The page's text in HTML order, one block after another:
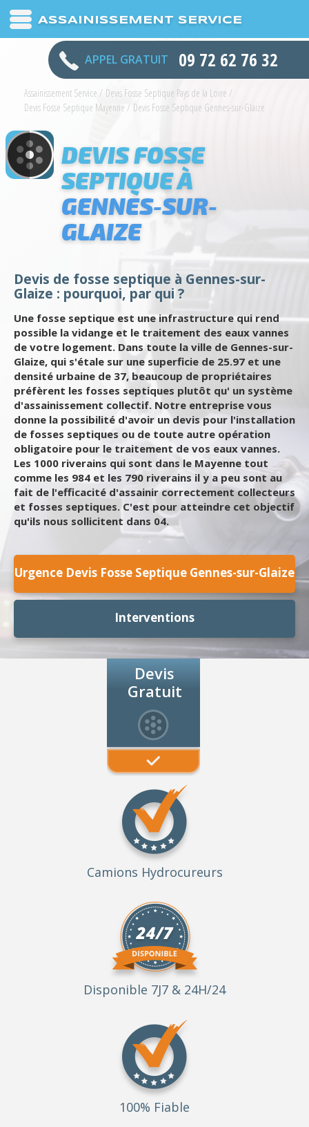
ASSAINISSEMENT SERVICE
APPEL GRATUIT 09 72 62 76 32
Assainissement Service / Devis Fosse Septique Pays de la Loire /
Devis Fosse Septique Mayenne / Devis Fosse Septique Gennes-sur-Glaize
DEVIS FOSSE
SEPTIQUE À
GENNES-SUR-
GLAIZE
Devis de fosse septique à Gennes-sur-
Glaize : pourquoi, par qui ?
Une fosse septique est une infrastructure qui rend
possible la vidange et le traitement des eaux vannes
de votre logement. Dans toute la ville de Gennes-sur-
Glaize, qui s'étale sur une superficie de 25.97 et une
densité urbaine de 37, beaucoup de propriétaires
préfèrent les fosses septiques plutôt qu' un système
d'assainissement collectif. Notre entreprise vous
donne la possibilité d'avoir un devis pour l'installation
de fosses septiques ou de toute autre opération
obligatoire pour le traitement de vos eaux vannes.
Les 1000 riverains qui sont dans le Mayenne tout
comme les 984 et les 790 riverains il y a peu sont au
fait de l'efficacité d'assainir correctement collecteurs
et fosses septiques. C'est pour atteindre cet objectif
qu'ils nous sollicitent dans 04.
Urgence Devis Fosse Septique Gennes-sur-Glaize
Interventions
Devis
Gratuit
Camions Hydrocureurs
Disponible 7J7 & 24H/24
100% Fiable